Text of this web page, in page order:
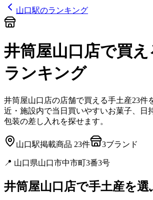
山口駅のランキング
井筒屋山口店で買
ランキング
井筒屋山口店の店舗で買える手土産23件
近・施設内で当日買いやすいお菓子、日
包装の差し入れを探せます。
山口駅掲載商品 23件 3ブランド
📍 山口県山口市中市町3番3号
井筒屋山口店で手土産を選